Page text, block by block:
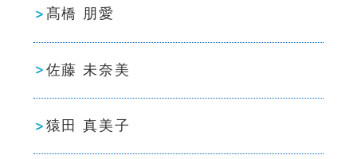
髙橋 朋愛
佐藤 未奈美
猿田 真美子